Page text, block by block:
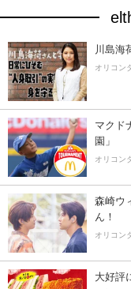
川島海
オリコン
マクド
園」
オリコン
森崎ウ
ん！
オリコン
大好評